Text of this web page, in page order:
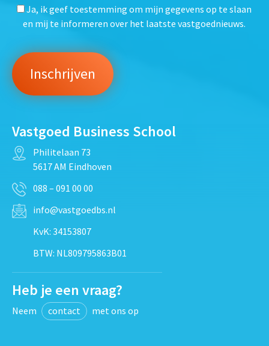
Ja, ik geef toestemming om mijn gegevens op te slaan
en mij te informeren over het laatste vastgoednieuws.
Vastgoed Business School
Philitelaan 73
5617 AM Eindhoven
088 – 091 00 00
info@vastgoedbs.nl
KvK: 34153807
BTW: NL809795863B01
Heb je een vraag?
Neem contact met ons op